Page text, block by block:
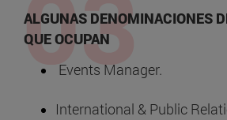
ALGUNAS DENOMINACIONES
QUE OCUPAN
Events Manager.
International & Public